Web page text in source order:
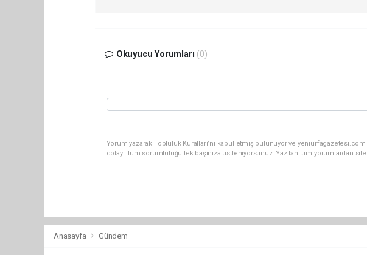
Okuyucu Yorumları (0)
Yorum yazarak Topluluk Kuralları’nı kabul etmiş bulunuyor ve
dolaylı tüm sorumluluğu tek başınıza üstleniyorsunuz. Yazılan tüm yorumlardan
Anasayfa Gündem